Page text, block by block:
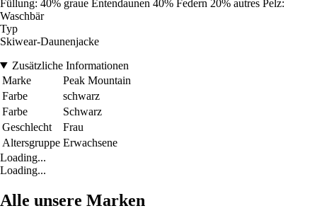
Füllung: 40% graue Entendaunen 40% Federn 20% autres Pelz:
Waschbär
Typ
Skiwear-Daunenjacke
Zusätzliche Informationen
Marke
Peak Mountain
Farbe
schwarz
Farbe
Schwarz
Geschlecht
Frau
Altersgruppe Erwachsene
Loading...
Loading...
Alle unsere Marken